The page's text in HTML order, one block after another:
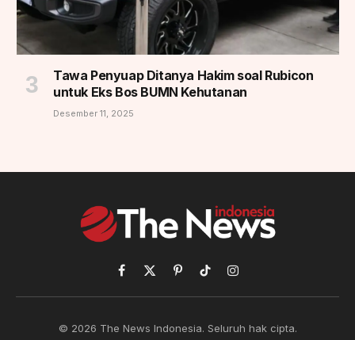
Tawa Penyuap Ditanya Hakim soal Rubicon
untuk Eks Bos BUMN Kehutanan
Desember 11, 2025
Facebook
X
(Twitter)
PinterestTikTokInstagram
© 2026 The News Indonesia. Seluruh hak cipta.